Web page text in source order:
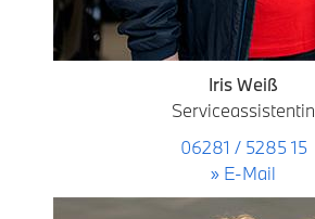
Iris Weiß
Serviceassistentin
06281 / 5285 15
» E-Mail